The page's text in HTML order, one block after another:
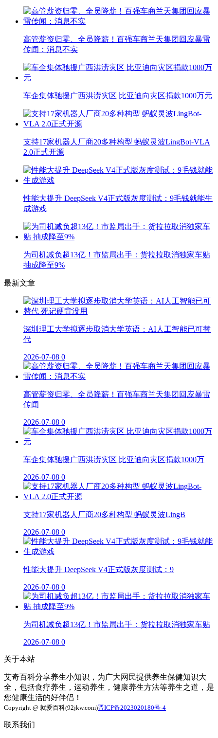
高管薪资归零、全员降薪！百强车商兰天集团回应暴雷
传闻：消息不实
车企集体驰援广西洪涝灾区 比亚迪向灾区捐款1000万元
支持17家机器人厂商20多种构型 蚂蚁灵波LingBot-VLA
2.0正式开源
性能大提升 DeepSeek V4正式版灰度测试：9毛钱就能生
成游戏
为司机减负超13亿！市监局出手：货拉拉取消独家车贴
抽成降至9%
最新文章
深圳理工大学拟逐步取消大学英语：AI人工智能已可替
代
2026-07-08 0
高管薪资归零、全员降薪！百强车商兰天集团回应暴雷
传闻
2026-07-08 0
车企集体驰援广西洪涝灾区 比亚迪向灾区捐款1000万
2026-07-08 0
支持17家机器人厂商20多种构型 蚂蚁灵波LingB
2026-07-08 0
性能大提升 DeepSeek V4正式版灰度测试：9
2026-07-08 0
为司机减负超13亿！市监局出手：货拉拉取消独家车贴
2026-07-08 0
关于本站
艾奇百科分享养生小知识，为广大网民提供养生保健知识大
全，包括食疗养生，运动养生，健康养生方法等养生之道，是
您健康生活的好伴侣！
Copyright @ 就爱百科(92jkw.com)晋ICP备2023020180号-4
联系我们